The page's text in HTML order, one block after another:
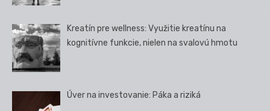
Kreatín pre wellness: Využitie kreatínu na
kognitívne funkcie, nielen na svalovú hmotu
Úver na investovanie: Páka a riziká